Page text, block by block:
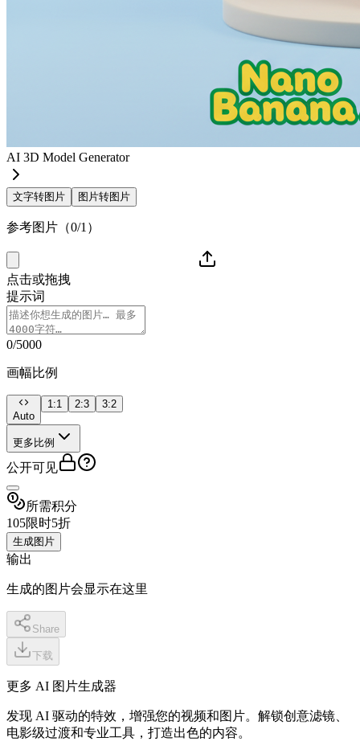
AI 3D Model Generator
文字转图片 图片转图片
参考图片（0/1）
点击或拖拽
提示词
0/5000
画幅比例
Auto
1:1 2:3 3:2
更多比例
公开可见
所需积分
105限时5折
生成图片
输出
生成的图片会显示在这里
Share
下载
更多 AI 图片生成器
发现 AI 驱动的特效，增强您的视频和图片。解锁创意滤镜、
电影级过渡和专业工具，打造出色的内容。